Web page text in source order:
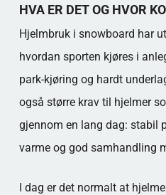
HVA ER DET OG HVOR
Hjelmbruk i snowboard har
hvordan sporten kjøres i
park-kjøring og hardt
også større krav til hjelmer
gjennom en lang dag: stabil
varme og god samhandling
I dag er det normalt at